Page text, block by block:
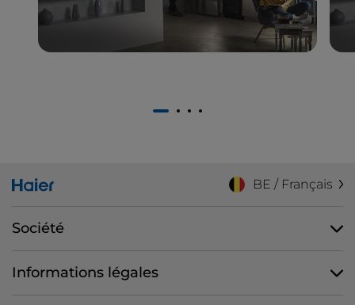
1 2 3 4
BE / Français
Société
Informations légales